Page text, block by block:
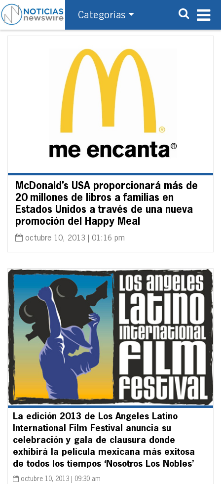
Categorías
McDonald’s USA proporcionará más de
20 millones de libros a familias en
Estados Unidos a través de una nueva
promoción del Happy Meal
octubre 10, 2013 | 01:16 pm
La edición 2013 de Los Angeles Latino
International Film Festival anuncia su
celebración y gala de clausura donde
exhibirá la película mexicana más exitosa
de todos los tiempos ‘Nosotros Los Nobles’
octubre 10, 2013 | 09:30 am